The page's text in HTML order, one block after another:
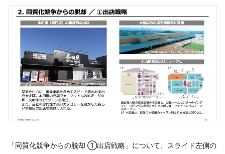
「同質化競争からの脱却 ①出店戦略」について、スライド左側の